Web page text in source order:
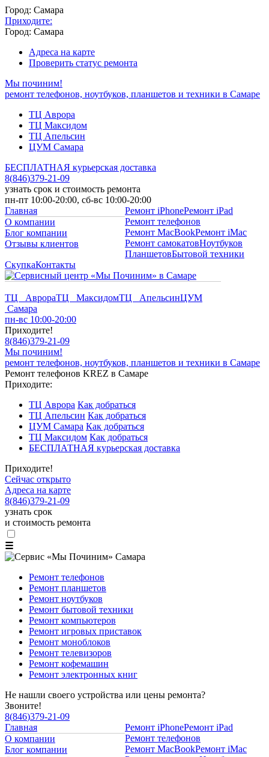
Город: Самара
Приходите:
Город: Самара
Адреса на карте
Проверить статус ремонта
Мы починим!
ремонт телефонов, ноутбуков, планшетов и техники в Самаре
ТЦ Аврора
ТЦ Максидом
ТЦ Апельсин
ЦУМ Самара
БЕСПЛАТНАЯ курьерская доставка
8(846)379-21-09
узнать срок и стоимость ремонта
пн-пт 10:00-20:00, сб-вс 10:00-20:00
Главная
О компании
Блог компании
Отзывы клиентов
Ремонт iPhoneРемонт iPad
Ремонт телефонов
Ремонт MacBookРемонт iMac
Ремонт самокатовНоутбуков
ПланшетовБытовой техники
СкупкаКонтакты
ТЦ АврораТЦ МаксидомТЦ АпельсинЦУМ
Самара
пн-вс 10:00-20:00
Приходите!
8(846)379-21-09
Мы починим!
ремонт телефонов, ноутбуков, планшетов и техники в Самаре
Ремонт телефонов KREZ в Самаре
Приходите:
ТЦ Аврора Как добраться
ТЦ Апельсин Как добраться
ЦУМ Самара Как добраться
ТЦ Максидом Как добраться
БЕСПЛАТНАЯ курьерская доставка
Приходите!
Сейчас открыто
Адреса на карте
8(846)379-21-09
узнать срок
и стоимость ремонта
☰
Ремонт телефонов
Ремонт планшетов
Ремонт ноутбуков
Ремонт бытовой техники
Ремонт компьютеров
Ремонт игровых приставок
Ремонт моноблоков
Ремонт телевизоров
Ремонт кофемашин
Ремонт электронных книг
Не нашли своего устройства или цены ремонта?
Звоните!
8(846)379-21-09
Главная
О компании
Блог компании
Ремонт iPhoneРемонт iPad
Ремонт телефонов
Ремонт MacBookРемонт iMac